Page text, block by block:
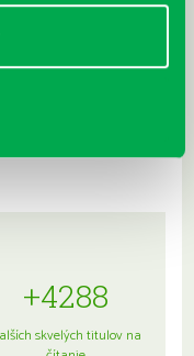
sprievodca
kuchyňou a etiketou
+4288
skvelých titulov na